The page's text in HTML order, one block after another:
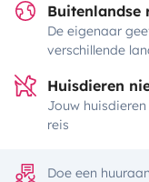
Buitenlandse
De eigenaar
verschillende
Huisdieren
Jouw
reis
Doe een